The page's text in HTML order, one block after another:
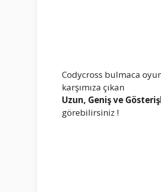
Codycross bulmaca
karşımıza çıkan
Uzun, Geniş ve
görebilirsiniz !